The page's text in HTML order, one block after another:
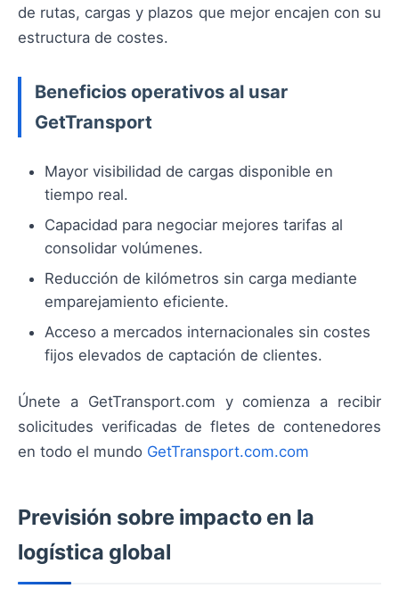
de rutas, cargas y plazos que mejor encajen con su
estructura de costes.
Beneficios operativos al usar
GetTransport
Mayor visibilidad de cargas disponible en
tiempo real.
Capacidad para negociar mejores tarifas al
consolidar volúmenes.
Reducción de kilómetros sin carga mediante
emparejamiento eficiente.
Acceso a mercados internacionales sin costes
fijos elevados de captación de clientes.
Únete a GetTransport.com y comienza a recibir
solicitudes verificadas de fletes de contenedores
en todo el mundo GetTransport.com.com
Previsión sobre impacto en la
logística global